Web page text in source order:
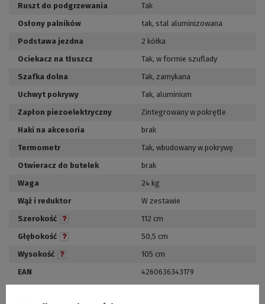
Ruszt do podgrzewania
Tak
Osłony palników
tak, stal aluminizowana
Podstawa jezdna
2 kółka
Ociekacz na tłuszcz
Tak, w formie szuflady
Szafka dolna
Tak, zamykana
Uchwyt pokrywy
Tak, aluminium
Zapłon piezoelektryczny
Zintegrowany w pokrętle
Haki na akcesoria
brak
Termometr
Tak, wbudowany w pokrywę
Otwieracz do butelek
brak
Waga
24 kg
Wąż i reduktor
W zestawie
Szerokość
112 cm
Głębokość
50,5 cm
Wysokość
105 cm
EAN
4260636343179